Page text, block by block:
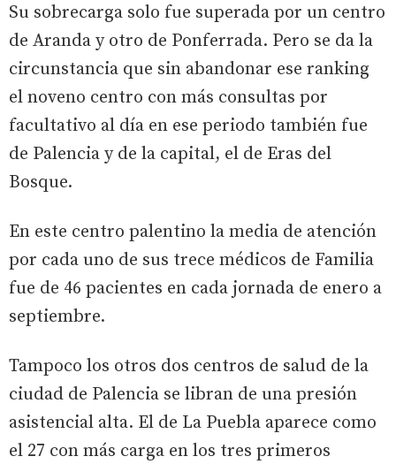
Su sobrecarga solo fue superada por un centro
de Aranda y otro de Ponferrada. Pero se da la
circunstancia que sin abandonar ese ranking
el noveno centro con más consultas por
facultativo al día en ese periodo también fue
de Palencia y de la capital, el de Eras del
Bosque.
En este centro palentino la media de atención
por cada uno de sus trece médicos de Familia
fue de 46 pacientes en cada jornada de enero a
septiembre.
Tampoco los otros dos centros de salud de la
ciudad de Palencia se libran de una presión
asistencial alta. El de La Puebla aparece como
el 27 con más carga en los tres primeros